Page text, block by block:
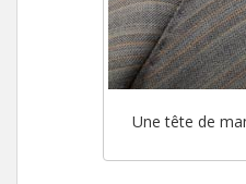
Une tête de